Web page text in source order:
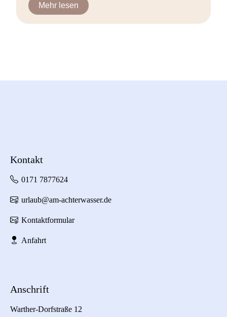
Mehr lesen
Kontakt
0171 7877624
urlaub@am-achterwasser.de
Kontaktformular
Anfahrt
Anschrift
Warther-Dorfstraße 12